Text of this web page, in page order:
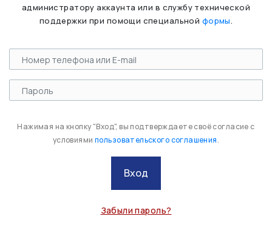
администратору аккаунта или в службу технической
поддержки при помощи специальной формы.
Нажимая на кнопку "Вход", вы подтверждаете своё согласие с
условиями пользовательского соглашения.
Вход
Забыли пароль?